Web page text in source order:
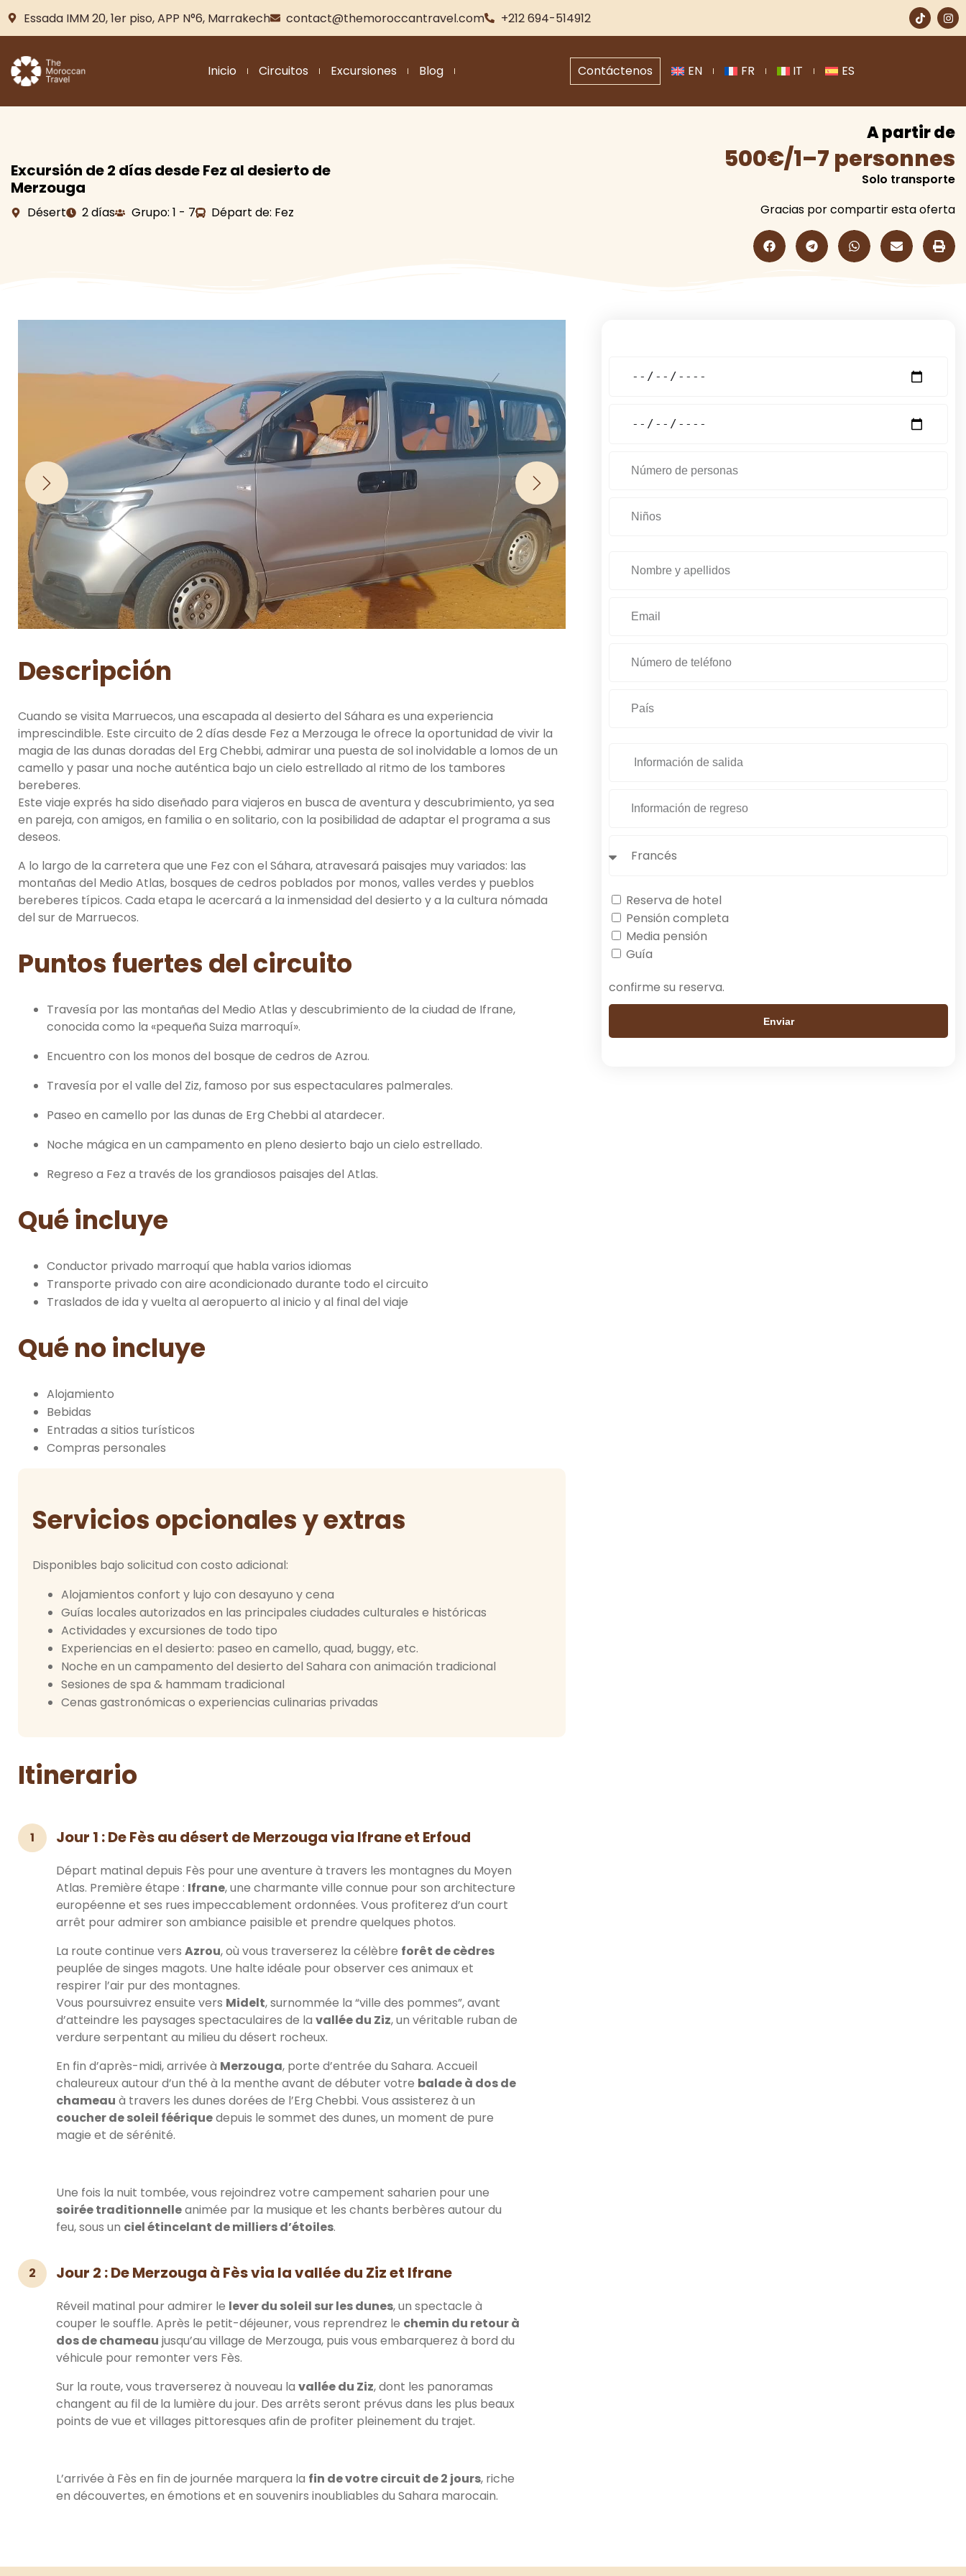
Essada IMM 20, 1er piso, APP N°6, Marrakech contact@themoroccantravel.com +212 694-514912
Inicio Circuitos Excursiones Blog Contáctenos EN FR IT ES
Excursión de 2 días desde Fez al desierto de
Merzouga
Désert 2 días Grupo: 1 - 7 Départ de: Fez
A partir de
500€/1–7 personnes
Solo transporte
Gracias por compartir esta oferta
Descripción
Cuando se visita Marruecos, una escapada al desierto del Sáhara es una experiencia
imprescindible. Este circuito de 2 días desde Fez a Merzouga le ofrece la oportunidad de vivir la
magia de las dunas doradas del Erg Chebbi, admirar una puesta de sol inolvidable a lomos de un
camello y pasar una noche auténtica bajo un cielo estrellado al ritmo de los tambores
bereberes.
Este viaje exprés ha sido diseñado para viajeros en busca de aventura y descubrimiento, ya sea
en pareja, con amigos, en familia o en solitario, con la posibilidad de adaptar el programa a sus
deseos.
A lo largo de la carretera que une Fez con el Sáhara, atravesará paisajes muy variados: las
montañas del Medio Atlas, bosques de cedros poblados por monos, valles verdes y pueblos
bereberes típicos. Cada etapa le acercará a la inmensidad del desierto y a la cultura nómada
del sur de Marruecos.
Puntos fuertes del circuito
Travesía por las montañas del Medio Atlas y descubrimiento de la ciudad de Ifrane,
conocida como la «pequeña Suiza marroquí».
Encuentro con los monos del bosque de cedros de Azrou.
Travesía por el valle del Ziz, famoso por sus espectaculares palmerales.
Paseo en camello por las dunas de Erg Chebbi al atardecer.
Noche mágica en un campamento en pleno desierto bajo un cielo estrellado.
Regreso a Fez a través de los grandiosos paisajes del Atlas.
Qué incluye
Conductor privado marroquí que habla varios idiomas
Transporte privado con aire acondicionado durante todo el circuito
Traslados de ida y vuelta al aeropuerto al inicio y al final del viaje
Qué no incluye
Alojamiento
Bebidas
Entradas a sitios turísticos
Compras personales
Servicios opcionales y extras
Disponibles bajo solicitud con costo adicional:
Alojamientos confort y lujo con desayuno y cena
Guías locales autorizados en las principales ciudades culturales e históricas
Actividades y excursiones de todo tipo
Experiencias en el desierto: paseo en camello, quad, buggy, etc.
Noche en un campamento del desierto del Sahara con animación tradicional
Sesiones de spa & hammam tradicional
Cenas gastronómicas o experiencias culinarias privadas
Itinerario
1 Jour 1 : De Fès au désert de Merzouga via Ifrane et Erfoud
Départ matinal depuis Fès pour une aventure à travers les montagnes du Moyen
Atlas. Première étape : Ifrane, une charmante ville connue pour son architecture
européenne et ses rues impeccablement ordonnées. Vous profiterez d’un court
arrêt pour admirer son ambiance paisible et prendre quelques photos.
La route continue versAzrou, où vous traverserez la célèbre forêt de cèdres
peuplée de singes magots. Une halte idéale pour observer ces animaux et
respirer l’air pur des montagnes.
Vous poursuivrez ensuite vers Midelt, surnommée la “ville des pommes”, avant
d’atteindre les paysages spectaculaires de lavallée du Ziz, un véritable ruban de
verdure serpentant au milieu du désert rocheux.
En fin d’après-midi, arrivée à Merzouga, porte d’entrée du Sahara. Accueil
chaleureux autour d’un thé à la menthe avant de débuter votre balade à dos de
chameau à travers les dunes dorées de l’Erg Chebbi. Vous assisterez à un
coucher de soleil féériquedepuis le sommet des dunes, un moment de pure
magie et de sérénité.
Une fois la nuit tombée, vous rejoindrez votre campement saharien pour une
soirée traditionnelleanimée par la musique et les chants berbères autour du
feu, sous un ciel étincelant de milliers d’étoiles.
2 Jour 2 : De Merzouga à Fès via la vallée du Ziz et Ifrane
Réveil matinal pour admirer le lever du soleil sur les dunes, un spectacle à
couper le souffle. Après le petit-déjeuner, vous reprendrez le chemin du retour à
dos de chameau jusqu’au village de Merzouga, puis vous embarquerez à bord du
véhicule pour remonter vers Fès.
Sur la route, vous traverserez à nouveau lavallée du Ziz, dont les panoramas
changent au fil de la lumière du jour. Des arrêts seront prévus dans les plus beaux
points de vue et villages pittoresques afin de profiter pleinement du trajet.
L’arrivée à Fès en fin de journée marquera la fin de votre circuit de 2 jours, riche
en découvertes, en émotions et en souvenirs inoubliables du Sahara marocain.
Reserva de hotel
Pensión completa
Media pensión
Guía
confirme su reserva.
Enviar